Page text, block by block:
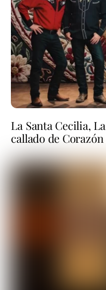
La Santa Cecilia,
callado de